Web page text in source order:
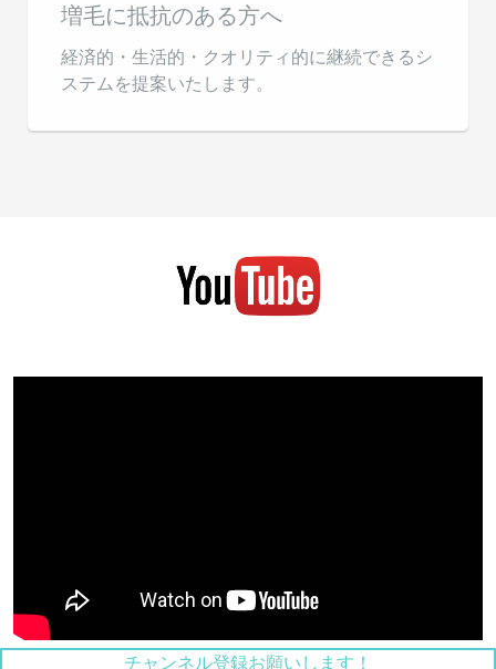
増毛に抵抗のある方へ
経済的・生活的・クオリティ的に継続できるシ
ステムを提案いたします。
チャンネル登録お願いします！